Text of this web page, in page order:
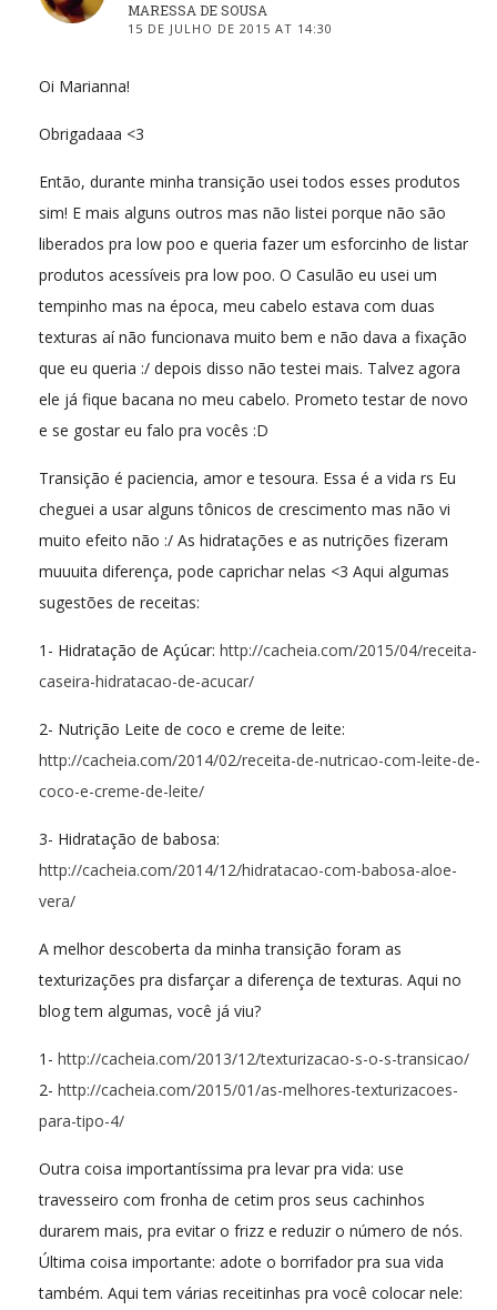
MARESSA DE SOUSA
15 DE JULHO DE 2015 AT 14:30
Oi Marianna!
Obrigadaaa <3
Então, durante minha transição usei todos esses produtos
sim! E mais alguns outros mas não listei porque não são
liberados pra low poo e queria fazer um esforcinho de listar
produtos acessíveis pra low poo. O Casulão eu usei um
tempinho mas na época, meu cabelo estava com duas
texturas aí não funcionava muito bem e não dava a fixação
que eu queria :/ depois disso não testei mais. Talvez agora
ele já fique bacana no meu cabelo. Prometo testar de novo
e se gostar eu falo pra vocês :D
Transição é paciencia, amor e tesoura. Essa é a vida rs Eu
cheguei a usar alguns tônicos de crescimento mas não vi
muito efeito não :/ As hidratações e as nutrições fizeram
muuuita diferença, pode caprichar nelas <3 Aqui algumas
sugestões de receitas:
1- Hidratação de Açúcar: http://cacheia.com/2015/04/receita-
caseira-hidratacao-de-acucar/
2- Nutrição Leite de coco e creme de leite:
http://cacheia.com/2014/02/receita-de-nutricao-com-leite-de-
coco-e-creme-de-leite/
3- Hidratação de babosa:
http://cacheia.com/2014/12/hidratacao-com-babosa-aloe-
vera/
A melhor descoberta da minha transição foram as
texturizações pra disfarçar a diferença de texturas. Aqui no
blog tem algumas, você já viu?
1- http://cacheia.com/2013/12/texturizacao-s-o-s-transicao/
2- http://cacheia.com/2015/01/as-melhores-texturizacoes-
para-tipo-4/
Outra coisa importantíssima pra levar pra vida: use
travesseiro com fronha de cetim pros seus cachinhos
durarem mais, pra evitar o frizz e reduzir o número de nós.
Última coisa importante: adote o borrifador pra sua vida
também. Aqui tem várias receitinhas pra você colocar nele: